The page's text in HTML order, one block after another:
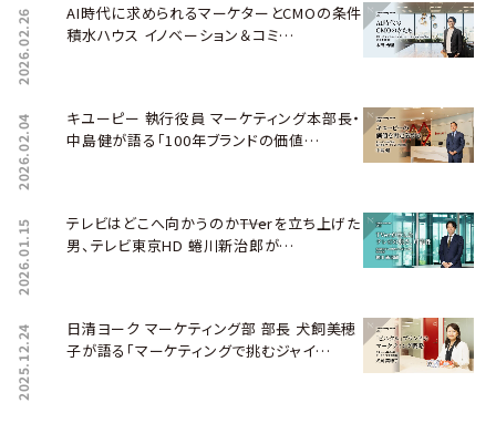
2026.02.26
AI時代に求められるマーケターとCMOの条件――
積水ハウス イノベーション＆コミ…
2026.02.04
キユーピー 執行役員 マーケティング本部長・
中島健が語る「100年ブランドの価値…
2026.01.15
テレビはどこへ向かうのか――TVerを立ち上げた
男、テレビ東京HD 蜷川新治郎が…
2025.12.24
日清ヨーク マーケティング部 部長 犬飼美穂
子が語る「マーケティングで挑むジャイ…